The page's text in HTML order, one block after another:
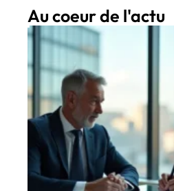
Au coeur de l'actu